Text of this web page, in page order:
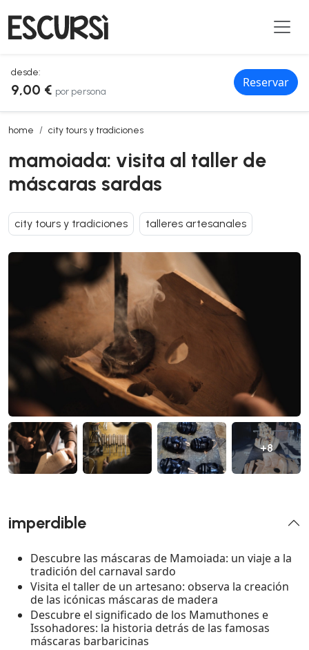
desde:
9,00 € por persona
Reservar
home city tours y tradiciones
mamoiada: visita al taller de máscaras sardas
mamoiada: visita al taller de
máscaras sardas
city tours y tradiciones talleres artesanales
+8
imperdible
Descubre las máscaras de Mamoiada: un viaje a la
tradición del carnaval sardo
Visita el taller de un artesano: observa la creación
de las icónicas máscaras de madera
Descubre el significado de los Mamuthones e
Issohadores: la historia detrás de las famosas
máscaras barbaricinas